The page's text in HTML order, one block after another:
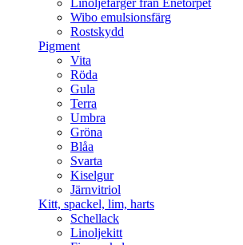
Linoljefärger från Enetorpet
Wibo emulsionsfärg
Rostskydd
Pigment
Vita
Röda
Gula
Terra
Umbra
Gröna
Blåa
Svarta
Kiselgur
Järnvitriol
Kitt, spackel, lim, harts
Schellack
Linoljekitt